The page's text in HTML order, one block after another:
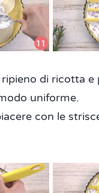
di ricotta
uniforme.
con le